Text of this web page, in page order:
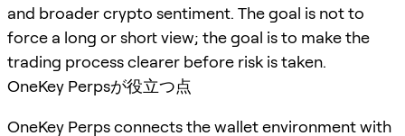
and broader crypto sentiment. The goal is not to
force a long or short view; the goal is to make the
trading process clearer before risk is taken.
OneKey Perpsが役立つ点
OneKey Perps connects the wallet environment with